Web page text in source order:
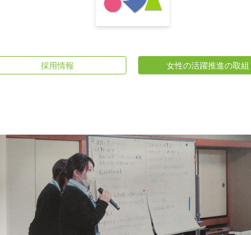
採用情報 女性の活躍推進の取組